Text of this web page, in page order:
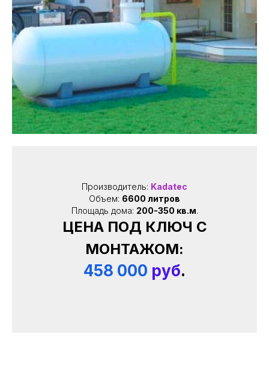
Производитель: Kadatec
Объем: 6600 литров
Площадь дома: 200-350 кв.м.
ЦЕНА ПОД КЛЮЧ С
МОНТАЖОМ:
458 000 руб.